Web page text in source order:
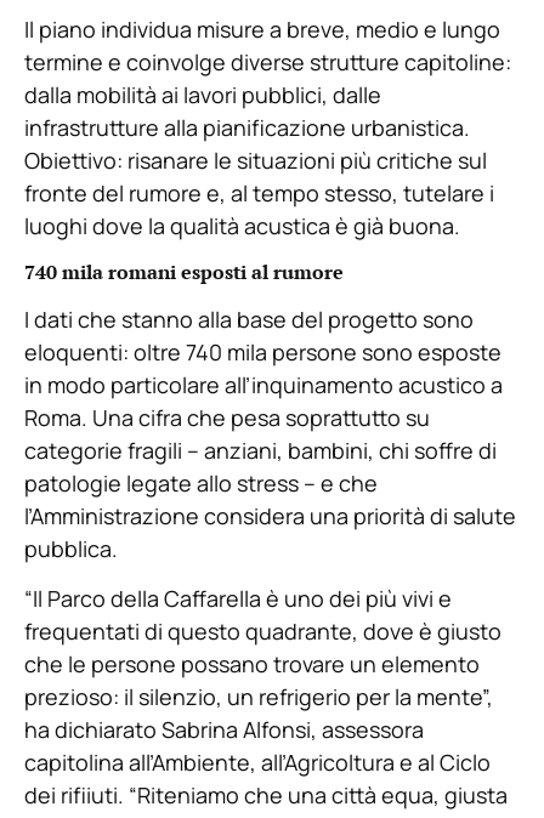
Il piano individua misure a breve, medio e lungo
termine e coinvolge diverse strutture capitoline:
dalla mobilità ai lavori pubblici, dalle
infrastrutture alla pianificazione urbanistica.
Obiettivo: risanare le situazioni più critiche sul
fronte del rumore e, al tempo stesso, tutelare i
luoghi dove la qualità acustica è già buona.
740 mila romani esposti al rumore
I dati che stanno alla base del progetto sono
eloquenti: oltre 740 mila persone sono esposte
in modo particolare all’inquinamento acustico a
Roma. Una cifra che pesa soprattutto su
categorie fragili – anziani, bambini, chi soffre di
patologie legate allo stress – e che
l’Amministrazione considera una priorità di salute
pubblica.
“Il Parco della Caffarella è uno dei più vivi e
frequentati di questo quadrante, dove è giusto
che le persone possano trovare un elemento
prezioso: il silenzio, un refrigerio per la mente”,
ha dichiarato Sabrina Alfonsi, assessora
capitolina all’Ambiente, all’Agricoltura e al Ciclo
dei rifiiuti. “Riteniamo che una città equa, giusta